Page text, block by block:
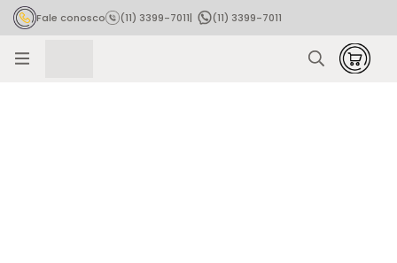
Fale conosco (11) 3399-7011|
(11) 3399-7011